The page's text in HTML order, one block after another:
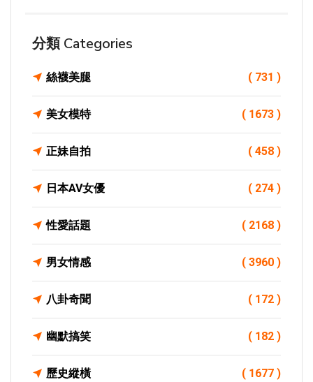
分類 Categories
絲襪美腿 ( 731 )
美女模特 ( 1673 )
正妹自拍 ( 458 )
日本AV女優 ( 274 )
性愛話題 ( 2168 )
男女情感 ( 3960 )
八卦奇聞 ( 172 )
幽默搞笑 ( 182 )
歷史縱橫 ( 1677 )